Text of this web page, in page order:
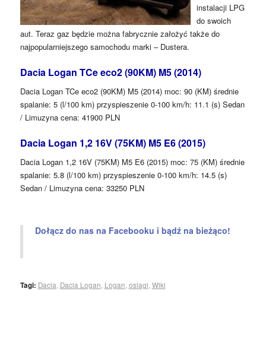
instalacji LPG
do swoich
aut. Teraz gaz będzie można fabrycznie założyć także do
najpopularniejszego samochodu marki – Dustera.
Dacia Logan TCe eco2 (90KM) M5 (2014)
Dacia Logan TCe eco2 (90KM) M5 (2014) moc: 90 (KM) średnie
spalanie: 5 (l/100 km) przyspieszenie 0-100 km/h: 11.1 (s) Sedan
/ Limuzyna cena: 41900 PLN
Dacia Logan 1,2 16V (75KM) M5 E6 (2015)
Dacia Logan 1,2 16V (75KM) M5 E6 (2015) moc: 75 (KM) średnie
spalanie: 5.8 (l/100 km) przyspieszenie 0-100 km/h: 14.5 (s)
Sedan / Limuzyna cena: 33250 PLN
Dołącz do nas na Facebooku i bądź na bieżąco!
Tagi: Dacia, Dacia Logan, Logan,osiagi,Wiki